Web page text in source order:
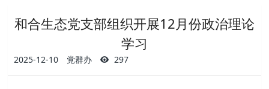
和合生态党支部组织开展12月份政治理论
学习
2025-12-10 党群办 297